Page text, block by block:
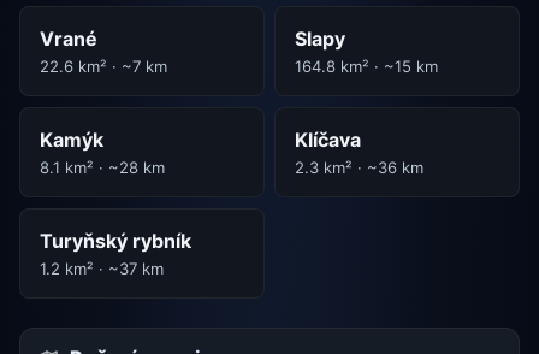
Vrané
22.6 km² · ~7 km
Slapy
164.8 km² · ~15 km
Kamýk
8.1 km² · ~28 km
Klíčava
2.3 km² · ~36 km
Turyňský rybník
1.2 km² · ~37 km